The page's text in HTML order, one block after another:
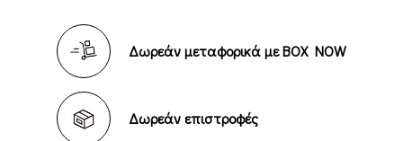
Δωρεάν μεταφορικά με BOX NOW
Δωρεάν επιστροφές